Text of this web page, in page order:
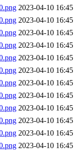
2023-04-10 16:45
2023-04-10 16:45
2023-04-10 16:45
2023-04-10 16:45
2023-04-10 16:45
2023-04-10 16:45
2023-04-10 16:45
2023-04-10 16:45
2023-04-10 16:45
2023-04-10 16:45
2023-04-10 16:45
2023-04-10 16:45